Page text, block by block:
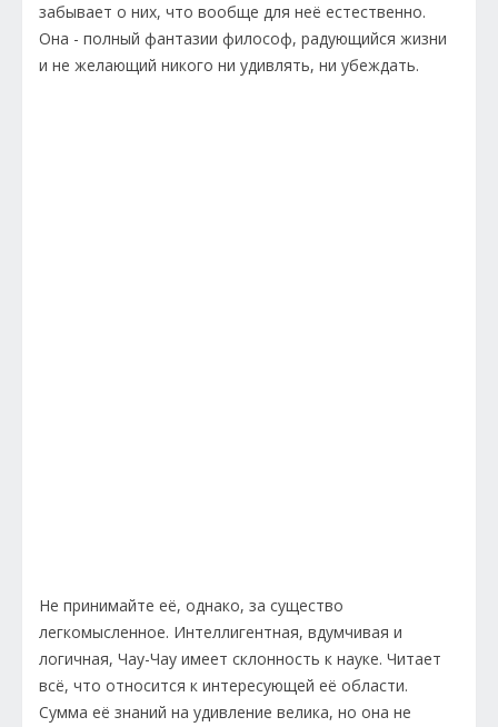
забывает о них, что вообще для неё естественно.
Она - полный фантазии философ, радующийся жизни
и не желающий никого ни удивлять, ни убеждать.
Не принимайте её, однако, за существо
легкомысленное. Интеллигентная, вдумчивая и
логичная, Чау-Чау имеет склонность к науке. Читает
всё, что относится к интересующей её области.
Сумма её знаний на удивление велика, но она не